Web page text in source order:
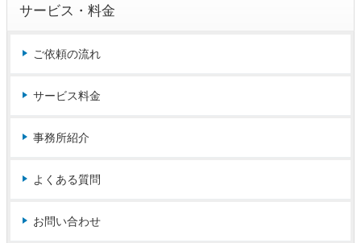
サービス・料金
ご依頼の流れ
サービス料金
事務所紹介
よくある質問
お問い合わせ